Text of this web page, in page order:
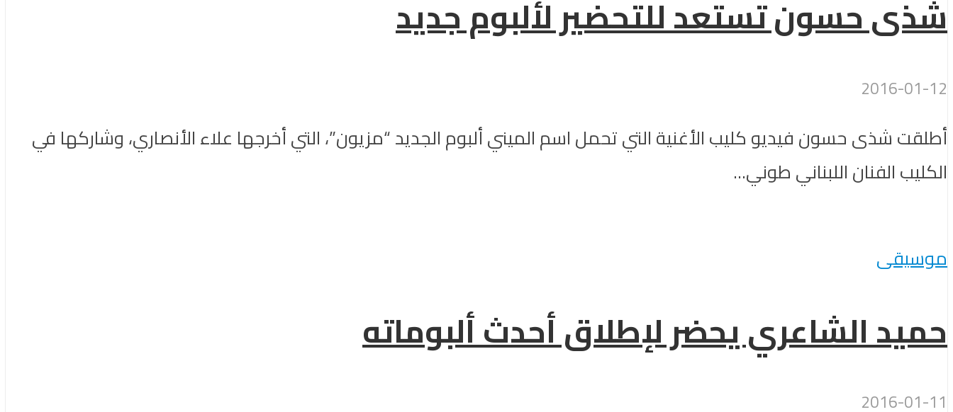
شذى حسون تستعد للتحضير لألبوم جديد
2016-01-12
أطلقت شذى حسون فيديو كليب الأغنية التي تحمل اسم الميني ألبوم الجديد “مزيون”، التي أخرجها علاء الأنصاري، وشاركها في
الكليب الفنان اللبناني طوني...
موسيقى
حميد الشاعري يحضر لإطلاق أحدث ألبوماته
2016-01-11